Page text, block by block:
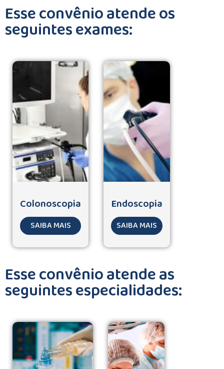
Esse convênio atende os
seguintes exames:
Colonoscopia
SAIBA MAIS
Endoscopia
SAIBA MAIS
Esse convênio atende as
seguintes especialidades: